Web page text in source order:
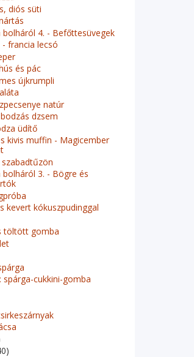
diós süti
bolháról 4. - Befőttesüvegek
francia lecsó
és pác
újkrumpli
natúr
dzsem
üdítő
kivis muffin - Magicember
bolháról 3. - Bögre és
kevert kókuszpudinggal
töltött gomba
spárga-cukkini-gomba